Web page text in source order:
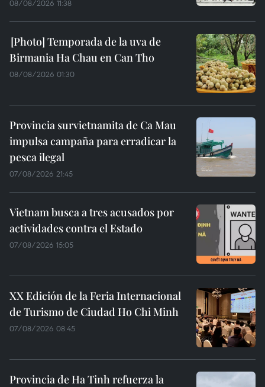
08/08/2026 11:38
Temporada de la uva de
Birmania Ha Chau en Can Tho
08/08/2026 01:30
Provincia survietnamita de Ca Mau
impulsa campaña para erradicar la
pesca ilegal
07/08/2026 21:45
Vietnam busca a tres acusados por
actividades contra el Estado
07/08/2026 15:05
XX Edición de la Feria Internacional
de Turismo de Ciudad Ho Chi Minh
07/08/2026 08:45
Provincia de Ha Tinh refuerza la